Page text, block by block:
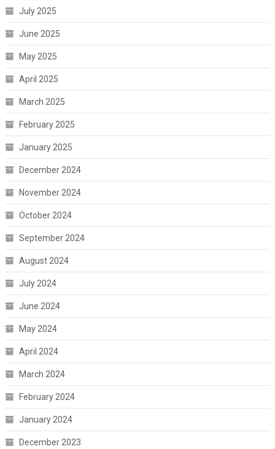
July 2025
June 2025
May 2025
April 2025
March 2025
February 2025
January 2025
December 2024
November 2024
October 2024
September 2024
August 2024
July 2024
June 2024
May 2024
April 2024
March 2024
February 2024
January 2024
December 2023